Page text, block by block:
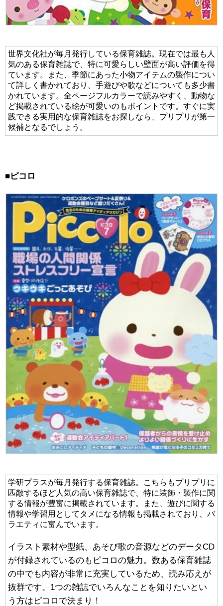
世界文化社が毎月発行している保育雑誌。現在では最も人
気のある保育雑誌で、特に可愛らしい壁面が高い評価を得
ています。また、季節にあった小物アイテムの製作につい
て詳しく書かれており、手遊びや歌などについても多少書
かれています。全ページフルカラーで読みやすく、動物な
ど掲載されている絵が可愛いのもポイントです。すぐに実
践できる実用的な保育雑誌をお探しなら、プリプリが第一
候補となるでしょう。
■ピコロ
学研プラスが毎月発行する保育雑誌。こちらもプリプリに
匹敵するほど人気の高い保育雑誌で、特に装飾・製作に関
する情報が豊富に掲載されています。また、遊びに関する
情報や学習用としてタメになる情報も掲載されており、バ
ラエティに富んでいます。
イラスト素材や型紙、あそび歌の音源などのデータCD
が付録されているのもピコロの魅力。数ある保育雑誌
の中でも内容が非常に充実しているため、読み応えが
抜群です。1つの雑誌でいろんなことを知りたいとい
う方はピコロで決まり！